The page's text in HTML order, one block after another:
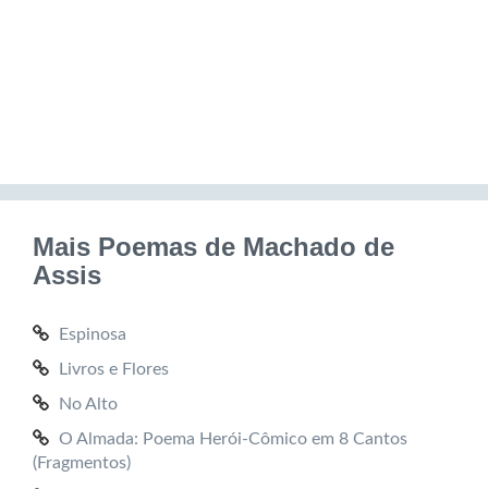
Mais Poemas de Machado de
Assis
Espinosa
Livros e Flores
No Alto
O Almada: Poema Herói-Cômico em 8 Cantos
(Fragmentos)